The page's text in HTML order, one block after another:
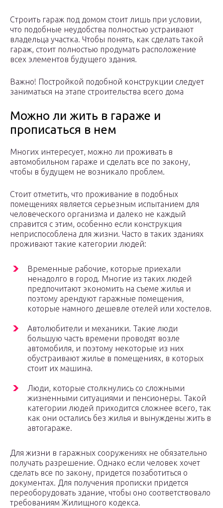
Строить гараж под домом стоит лишь при условии,
что подобные неудобства полностью устраивают
владельца участка. Чтобы понять, как сделать такой
гараж, стоит полностью продумать расположение
всех элементов будущего здания.
Важно! Постройкой подобной конструкции следует
заниматься на этапе строительства всего дома
Можно ли жить в гараже и
прописаться в нем
Многих интересует, можно ли проживать в
автомобильном гараже и сделать все по закону,
чтобы в будущем не возникало проблем.
Стоит отметить, что проживание в подобных
помещениях является серьезным испытанием для
человеческого организма и далеко не каждый
справится с этим, особенно если конструкция
неприспособлена для жизни. Часто в таких зданиях
проживают такие категории людей:
Временные рабочие, которые приехали
ненадолго в город. Многие из таких людей
предпочитают экономить на съеме жилья и
поэтому арендуют гаражные помещения,
которые намного дешевле отелей или хостелов.
Автолюбители и механики. Такие люди
большую часть времени проводят возле
автомобиля, и поэтому некоторые из них
обустраивают жилье в помещениях, в которых
стоит их машина.
Люди, которые столкнулись со сложными
жизненными ситуациями и пенсионеры. Такой
категории людей приходится сложнее всего, так
как они остались без жилья и вынуждены жить в
автогараже.
Для жизни в гаражных сооружениях не обязательно
получать разрешение. Однако если человек хочет
сделать все по закону, придется позаботиться о
документах. Для получения прописки придется
переоборудовать здание, чтобы оно соответствовало
требованиям Жилищного кодекса.